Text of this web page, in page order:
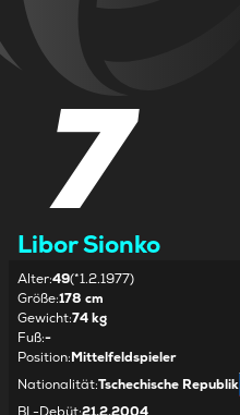
7
Libor Sionko
Alter:49(*1.2.1977)
Größe:178 cm
Gewicht:74 kg
Fuß:-
Position:Mittelfeldspieler
Nationalität:Tschechische Republik